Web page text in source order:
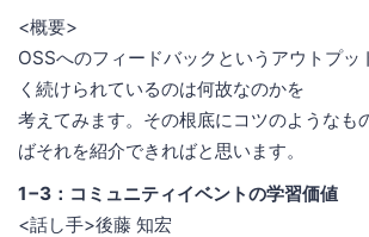
<概要>
OSSへのフィードバックというアウトプッ
く続けられているのは何故なのかを
考えてみます。その根底にコツのようなも
ばそれを紹介できればと思います。
1−3：コミュニティイベントの学習価値
<話し手>後藤 知宏